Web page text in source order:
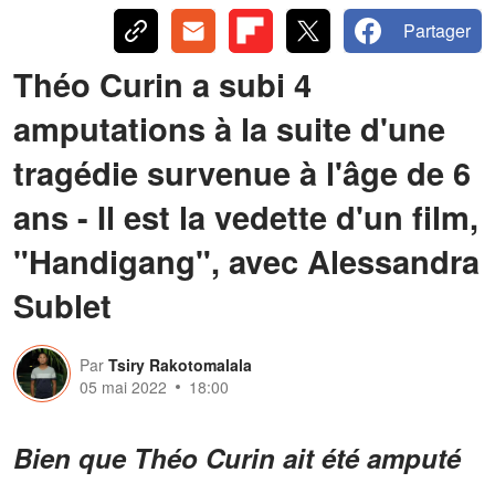
Partager
Théo Curin a subi 4
amputations à la suite d'une
tragédie survenue à l'âge de 6
ans - Il est la vedette d'un film,
"Handigang", avec Alessandra
Sublet
Par Tsiry Rakotomalala
05 mai 2022
18:00
Bien que Théo Curin ait été amputé